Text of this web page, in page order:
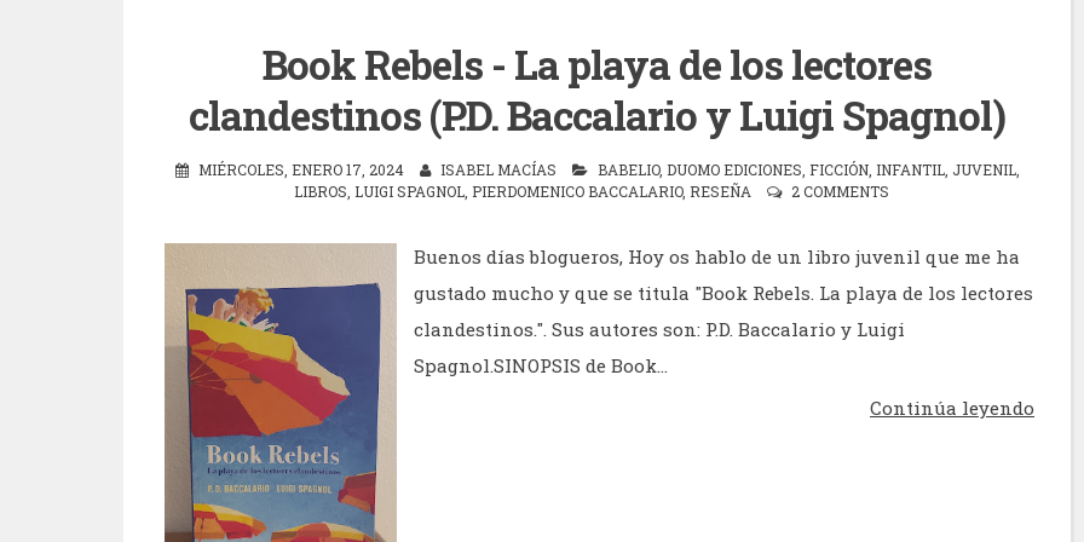
Book Rebels - La playa de los lectores
clandestinos (P.D. Baccalario y Luigi Spagnol)
MIÉRCOLES, ENERO 17, 2024 ISABEL MACÍAS BABELIO, DUOMO EDICIONES FICCIÓN, INFANTIL, JUVENIL,
LIBROS LUIGI SPAGNOL, PIERDOMENICO BACCALARIO, RESEÑA 2 COMMENTS
Buenos días blogueros, Hoy os hablo de un libro juvenil que me ha
gustado mucho y que se titula "Book Rebels. La playa de los lectores
clandestinos.". Sus autores son: P.D. Baccalario y Luigi
Spagnol.SINOPSIS de Book...
Continúa leyendo